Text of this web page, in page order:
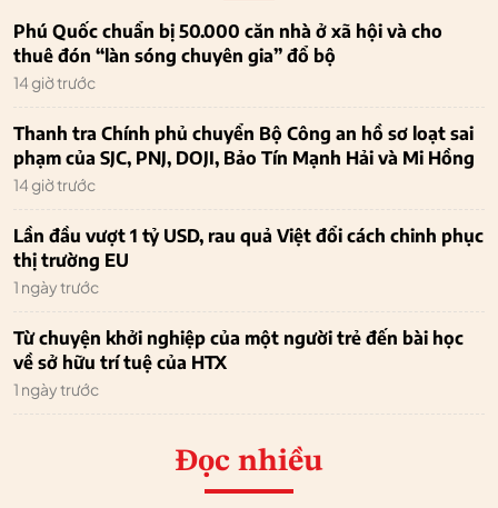
Phú Quốc chuẩn bị 50.000 căn nhà ở xã hội và cho
thuê đón “làn sóng chuyên gia” đổ bộ
14 giờ trước
Thanh tra Chính phủ chuyển Bộ Công an hồ sơ loạt sai
phạm của SJC, PNJ, DOJI, Bảo Tín Mạnh Hải và Mi Hồng
14 giờ trước
Lần đầu vượt 1 tỷ USD, rau quả Việt đổi cách chinh phục
thị trường EU
1 ngày trước
Từ chuyện khởi nghiệp của một người trẻ đến bài học
về sở hữu trí tuệ của HTX
1 ngày trước
Đọc nhiều